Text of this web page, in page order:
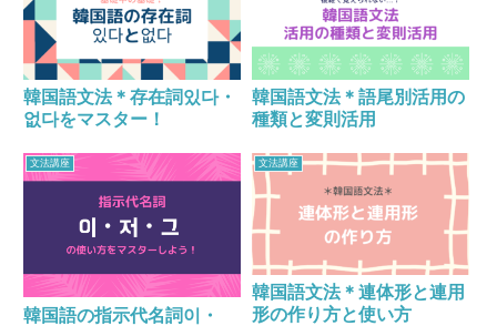
韓国語文法＊存在詞있다・
없다をマスター！
韓国語文法＊語尾別活用の
種類と変則活用
文法講座
韓国語の指示代名詞이・
文法講座
韓国語文法＊連体形と連用
形の作り方と使い方